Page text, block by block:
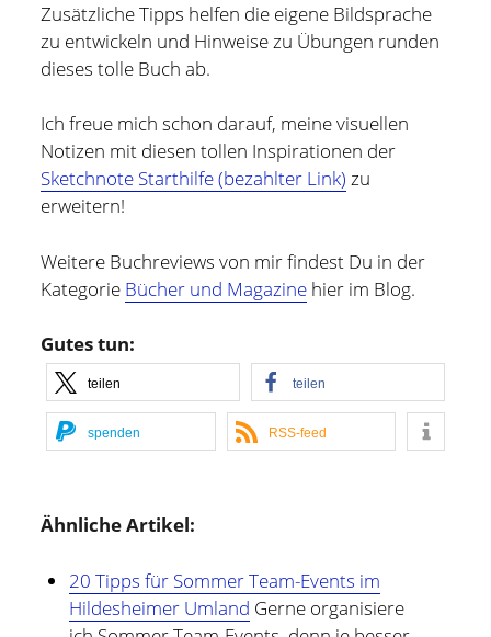
Zusätzliche Tipps helfen die eigene Bildsprache
zu entwickeln und Hinweise zu Übungen runden
dieses tolle Buch ab.
Ich freue mich schon darauf, meine visuellen
Notizen mit diesen tollen Inspirationen der
Sketchnote Starthilfe (bezahlter Link) zu
erweitern!
Weitere Buchreviews von mir findest Du in der
Kategorie Bücher und Magazine hier im Blog.
Gutes tun:
teilen teilen
spenden RSS-feed
Ähnliche Artikel:
20 Tipps für Sommer Team-Events im
Hildesheimer Umland Gerne organisiere